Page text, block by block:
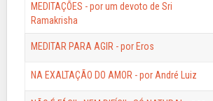
MEDITAÇÕES - por um devoto de Sri
Ramakrisha
MEDITAR PARA AGIR - por Eros
NA EXALTAÇÃO DO AMOR - por André Luiz